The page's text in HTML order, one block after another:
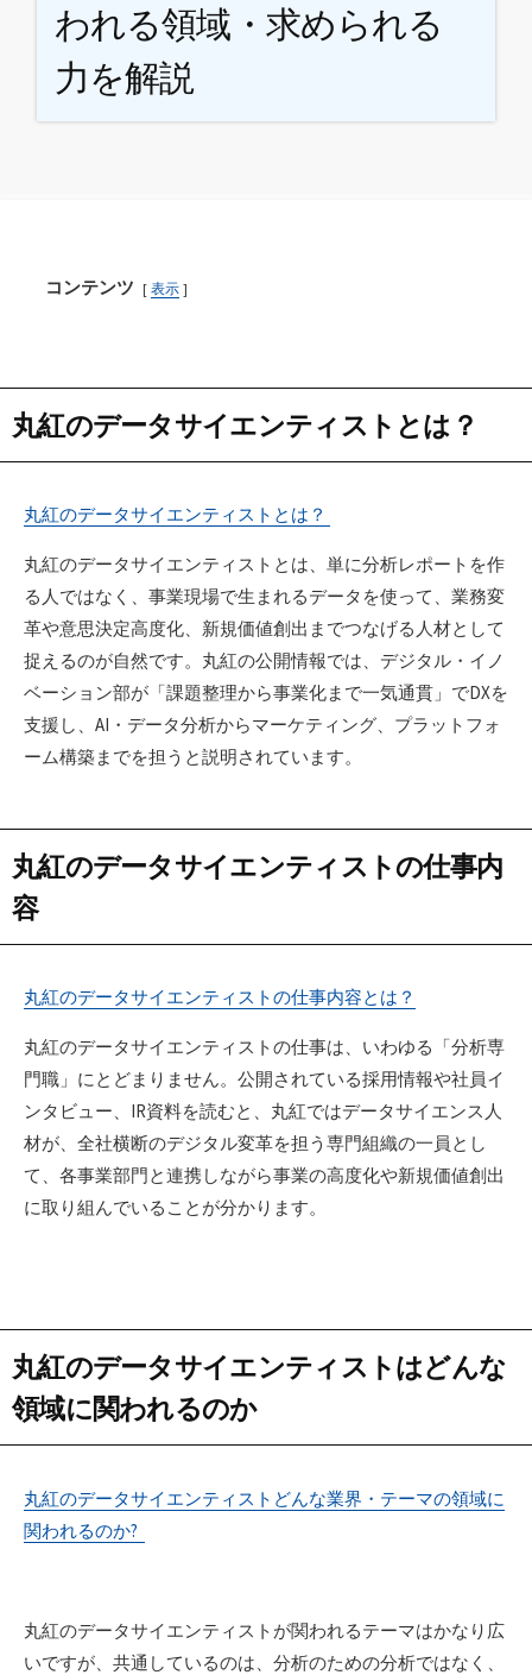
われる領域・求められる
力を解説
コンテンツ 表示
丸紅のデータサイエンティストとは？
丸紅のデータサイエンティストとは？
丸紅のデータサイエンティストとは、単に分析レポートを作
る人ではなく、事業現場で生まれるデータを使って、業務変
革や意思決定高度化、新規価値創出までつなげる人材として
捉えるのが自然です。丸紅の公開情報では、デジタル・イノ
ベーション部が「課題整理から事業化まで一気通貫」でDXを
支援し、AI・データ分析からマーケティング、プラットフォ
ーム構築までを担うと説明されています。
丸紅のデータサイエンティストの仕事内
容
丸紅のデータサイエンティストの仕事内容とは？
丸紅のデータサイエンティストの仕事は、いわゆる「分析専
門職」にとどまりません。公開されている採用情報や社員イ
ンタビュー、IR資料を読むと、丸紅ではデータサイエンス人
材が、全社横断のデジタル変革を担う専門組織の一員とし
て、各事業部門と連携しながら事業の高度化や新規価値創出
に取り組んでいることが分かります。
丸紅のデータサイエンティストはどんな
領域に関われるのか
丸紅のデータサイエンティストどんな業界・テーマの領域に
関われるのか?
丸紅のデータサイエンティストが関われるテーマはかなり広
いですが、共通しているのは、分析のための分析ではなく、